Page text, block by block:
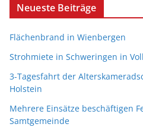
Neueste Beiträge
Flächenbrand in Wienbergen
Strohmiete in Schweringen in
3-Tagesfahrt der
Holstein
Mehrere Einsätze beschäftigen
Samtgemeinde